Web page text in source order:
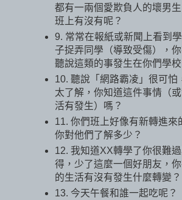
都有一兩個愛欺負人的壞男
班上有沒有呢？
9. 常常在報紙或新聞上看到
子捉弄同學（導致受傷），
聽說這類的事發生在你們學校
10. 聽說「網路霸凌」很可怕
太了解，你知道這件事情（
活有發生）嗎？
11. 你們班上好像有新轉進來
你對他們了解多少？
12. 我知道XX轉學了你很難
得，少了這麼一個好朋友，
的生活有沒有發生什麼轉變？
13. 今天午餐和誰一起吃呢？